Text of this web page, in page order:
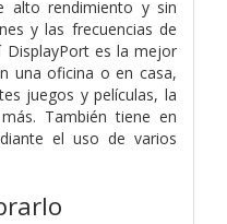
alto rendimiento y sin
y las frecuencias de
DisplayPort es la mejor
una oficina o en casa,
juegos y películas, la
También tiene en
el uso de varios